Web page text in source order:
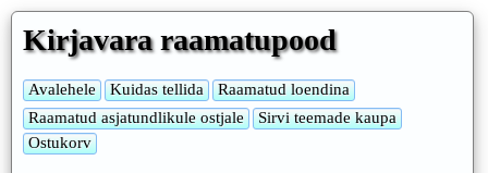
Kirjavara raamatupood